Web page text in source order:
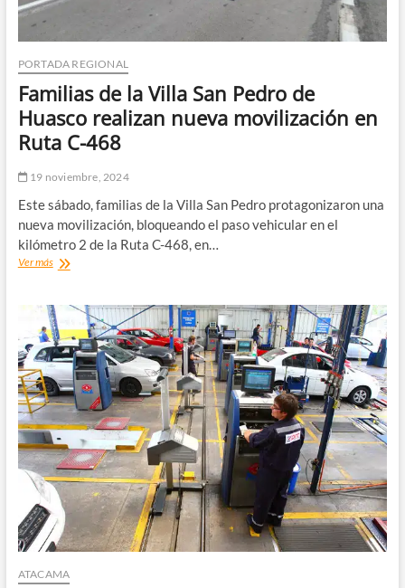
PORTADA REGIONAL
Familias de la Villa San Pedro de
Huasco realizan nueva movilización en
Ruta C-468
19 noviembre, 2024
Este sábado, familias de la Villa San Pedro protagonizaron una
nueva movilización, bloqueando el paso vehicular en el
kilómetro 2 de la Ruta C-468, en…
Ver másFamilias
Villa
San
Pedro
de
Huasco
realizan
nueva
movilización
en
Ruta
C-
468
ATACAMA